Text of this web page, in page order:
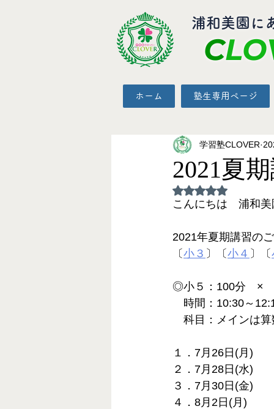
浦和美園に
C
ホーム 塾生専用ページ
2021夏
学習塾CLOVER
5つ星のうちNaN
こんにちは　浦和
2021年夏期講習の
〔 小３ 〕〔 小４ 〕〔
◎小５：100分　×
時間：10:30～
科目：メインは算
１．7月26日(月)
２．7月28日(水)
３．7月30日(金)
４．8月2日(月)